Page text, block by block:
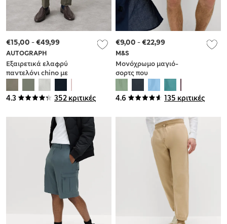
4.3 352 κριτικές
AUTOGRAPH
Εξαιρετικά ελαφρύ
παντελόνι chino με
€15,00 -€49,99
4.6 135 κριτικές
M&S
Μονόχρωμο μαγιό-
σορτς που
€9,00 -€22,99